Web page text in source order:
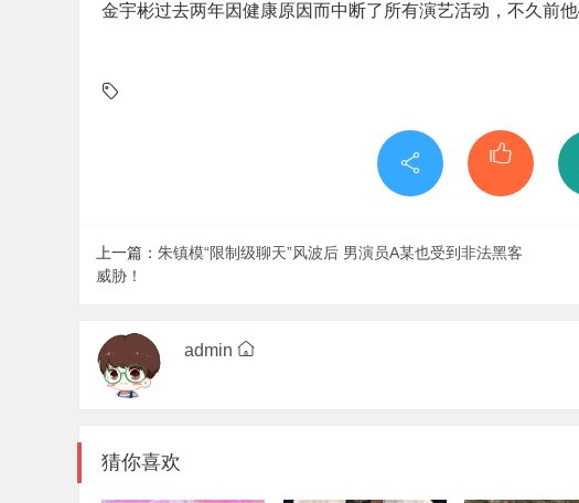
金宇彬过去两年因健康原因而中断了所有演艺活动，不久前
上一篇： 朱镇模“限制级聊天”风波后 男演员A某也受到非法黑客
威胁！
admin
猜你喜欢